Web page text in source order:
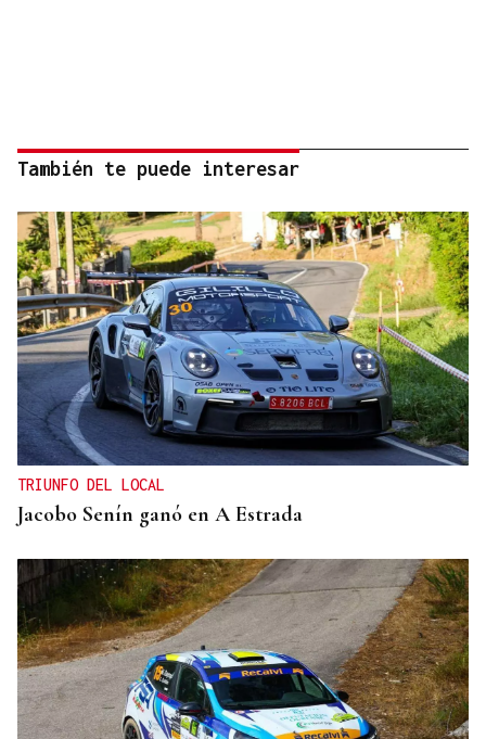
También te puede interesar
TRIUNFO DEL LOCAL
Jacobo Senín ganó en A Estrada